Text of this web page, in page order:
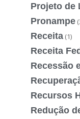
Projeto de
Pronampe
Receita (1)
Receita
Recessão
Recursos
Redução